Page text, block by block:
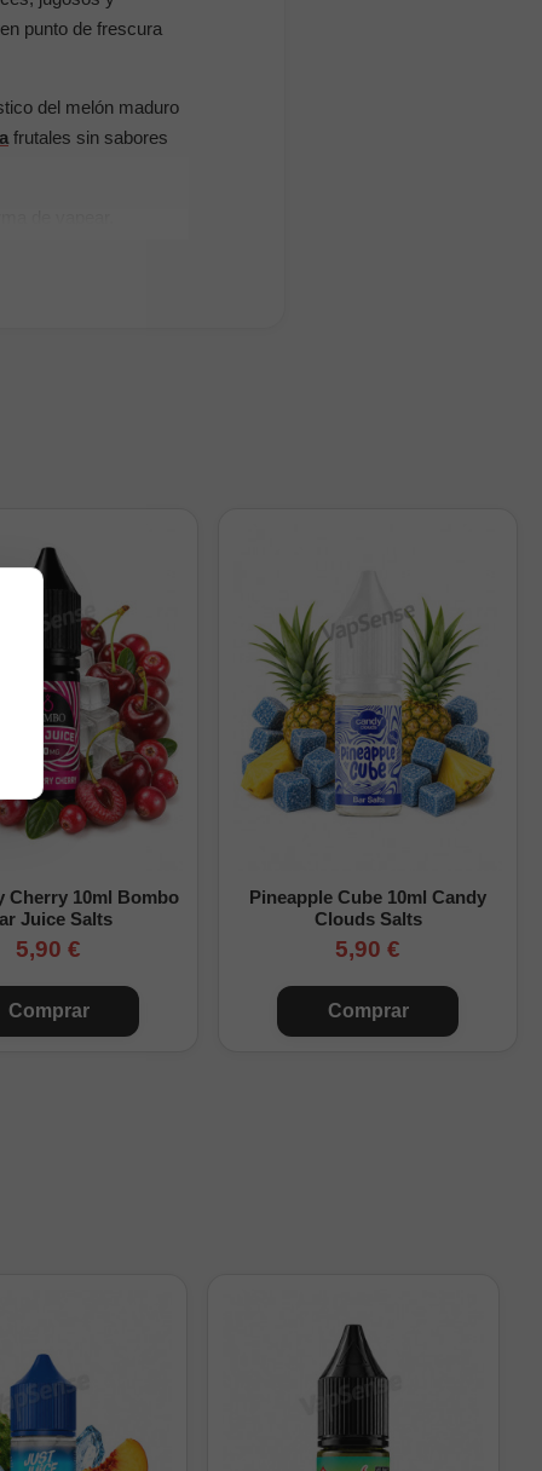
punto de frescura
del melón maduro
frutales sin sabores
calada MTL.
Cherry 10ml Bombo
Juice Salts
5,90 €
Comprar
Pineapple Cube 10ml Candy
Clouds Salts
5,90 €
Comprar